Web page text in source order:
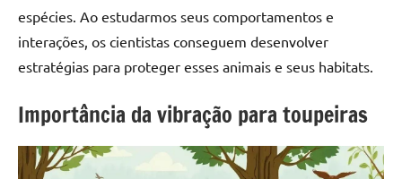
espécies. Ao estudarmos seus comportamentos e
interações, os cientistas conseguem desenvolver
estratégias para proteger esses animais e seus habitats.
Importância da vibração para toupeiras